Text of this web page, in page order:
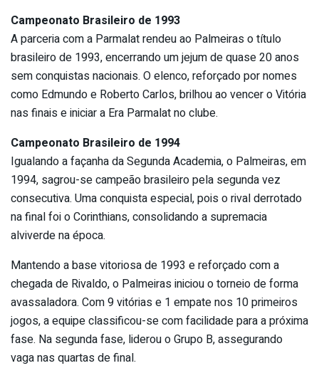
Campeonato Brasileiro de 1993
A parceria com a Parmalat rendeu ao Palmeiras o título
brasileiro de 1993, encerrando um jejum de quase 20 anos
sem conquistas nacionais. O elenco, reforçado por nomes
como Edmundo e Roberto Carlos, brilhou ao vencer o Vitória
nas finais e iniciar a Era Parmalat no clube.
Campeonato Brasileiro de 1994
Igualando a façanha da Segunda Academia, o Palmeiras, em
1994, sagrou-se campeão brasileiro pela segunda vez
consecutiva. Uma conquista especial, pois o rival derrotado
na final foi o Corinthians, consolidando a supremacia
alviverde na época.
Mantendo a base vitoriosa de 1993 e reforçado com a
chegada de Rivaldo, o Palmeiras iniciou o torneio de forma
avassaladora. Com 9 vitórias e 1 empate nos 10 primeiros
jogos, a equipe classificou-se com facilidade para a próxima
fase. Na segunda fase, liderou o Grupo B, assegurando
vaga nas quartas de final.